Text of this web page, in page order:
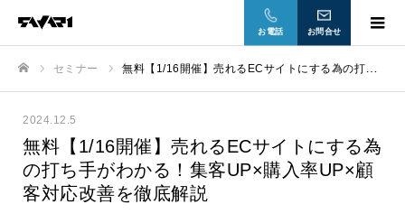
お電話 お問合せ
セミナー 無料【1/16開催】売れるECサイトにする為の打ち手がわかる！集客UP×購入率UP×顧客対応改善を徹底解説
2024.12.5
無料【1/16開催】売れるECサイトにする為
の打ち手がわかる！集客UP×購入率UP×顧
客対応改善を徹底解説